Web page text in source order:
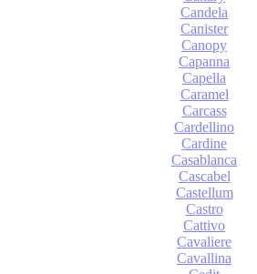
Candela
Canister
Canopy
Capanna
Capella
Caramel
Carcass
Cardellino
Cardine
Casablanca
Cascabel
Castellum
Castro
Cattivo
Cavaliere
Cavallina